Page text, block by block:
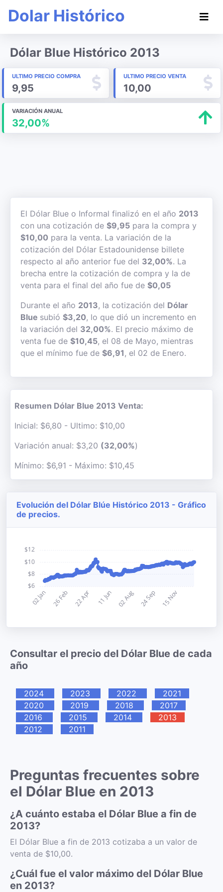
Dolar Histórico
Dólar Blue Histórico 2013
ULTIMO PRECIO COMPRA
9,95
ULTIMO PRECIO VENTA
10,00
VARIACIÓN ANUAL
32,00%
El Dólar Blue o Informal finalizó en el año 2013
con una cotización de $9,95 para la compra y
$10,00 para la venta. La variación de la
cotización del Dólar Estadounidense billete
respecto al año anterior fue del 32,00%. La
brecha entre la cotización de compra y la de
venta para el final del año fue de $0,05
Durante el año 2013, la cotización del Dólar
Blue subió $3,20, lo que dió un incremento en
la variación del 32,00%. El precio máximo de
venta fue de $10,45, el 08 de Mayo, mientras
que el mínimo fue de $6,91, el 02 de Enero.
Resumen Dólar Blue 2013 Venta:
Inicial: $6,80 - Ultimo: $10,00
Variación anual: $3,20 (32,00%)
Mínimo: $6,91 - Máximo: $10,45
Evolución del Dólar Blúe Histórico 2013 - Gráfico
de precios.
Consultar el precio del Dólar Blue de cada
año
2024 2023 2022
2021
2020
2019 2018
2017
2016
2015 2014
2013
2012
2011
Preguntas frecuentes sobre
el Dólar Blue en 2013
¿A cuánto estaba el Dólar Blue a fin de
2013?
El Dólar Blue a fin de 2013 cotizaba a un valor de
venta de $10,00.
¿Cuál fue el valor máximo del Dólar Blue
en 2013?